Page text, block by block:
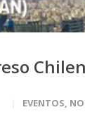
EVENTOS,